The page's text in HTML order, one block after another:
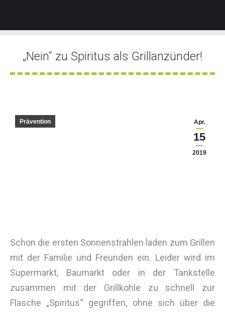
„Nein“ zu Spiritus als Grillanzünder!
Sie befinden sich hier:
Apr.
15
2019
Prävention
Schon die ersten Sonnenstrahlen laden zum Grillen
mit der Familie und Freunden ein. Leider wird im
Supermarkt, Baumarkt oder in der Tankstelle
zusammen mit der Grillkohle zu schnell zur
Flasche „Spiritus“ gegriffen, ohne sich über die